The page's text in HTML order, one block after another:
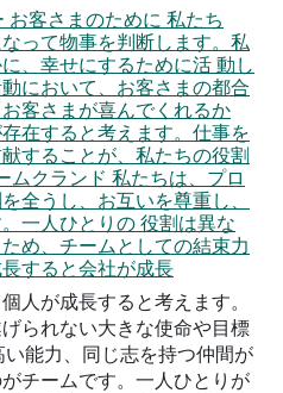
客さまのために 私たち
って物事を判断します。私
、幸せにするために活 動し
において、お客さまの都合
客さまが喜んでくれるか
在すると考えます。仕事を
することが、私たちの役割
ムクランド 私たちは、プロ
全うし、お互いを尊重し、
一人ひとりの 役割は異な
め、チームとしての結束力
すると会社が成長
人が成長すると考えます。
られない大きな使命や目標
い能力、同じ志を持つ仲間が
チームです。一人ひとりが